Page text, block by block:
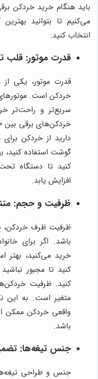
باید هنگام خرید خردکن
می‌کنیم تا بتوانید
انتخاب کنید:
قدرت موتور: قلب
قدرت موتور، یکی از
خردکن است. موتورهای
سریع‌تر و راحت‌تر
دارید از خردکن
گوشت استفاده کنید،
کنید تا دستگاه
افزایش یابد.
ظرفیت و حجم:
ظرفیت ظرف خردکن،
باشد. اگر برای
خرید می‌کنید، بهتر
کنید تا مجبور
متغیر است. به این
واقعی خردکن ممکن
باشد.
جنس تیغه‌ها:
جنس و طراحی